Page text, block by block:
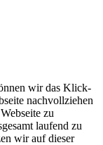
wir das Klick-
nachvollziehen
zu
laufend zu
wir auf dieser